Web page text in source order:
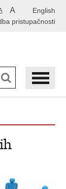
English
A
pristupačnosti